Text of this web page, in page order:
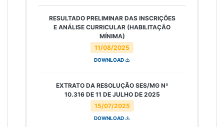
11/08/2025
RESULTADO PRELIMINAR DAS INSCRIÇÕES
E ANÁLISE CURRICULAR (HABILITAÇÃO
MÍNIMA)
DOWNLOAD
15/07/2025
EXTRATO DA RESOLUÇÃO SES/MG Nº
10.316 DE 11 DE JULHO DE 2025
DOWNLOAD